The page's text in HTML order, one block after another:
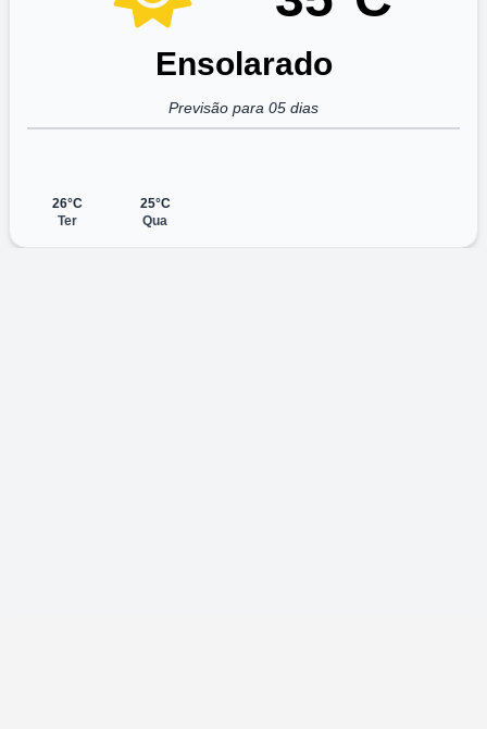
Ensolarado
Previsão para 05 dias
26°C
Ter
25°C
Qua